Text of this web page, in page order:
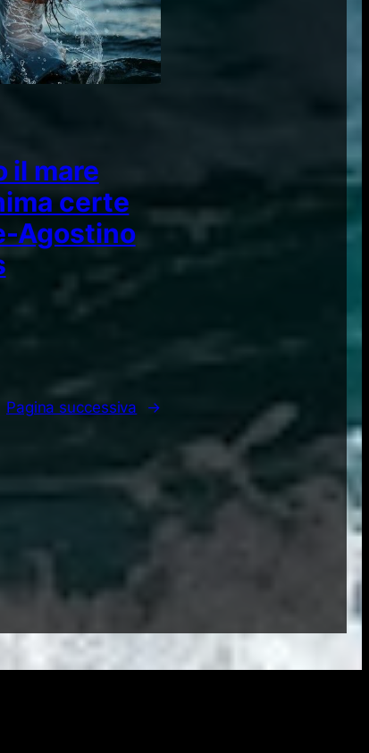
il mare
certe
Agostino
Pagina successiva →